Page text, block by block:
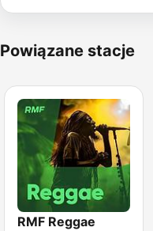
Powiązane stacje
RMF Reggae